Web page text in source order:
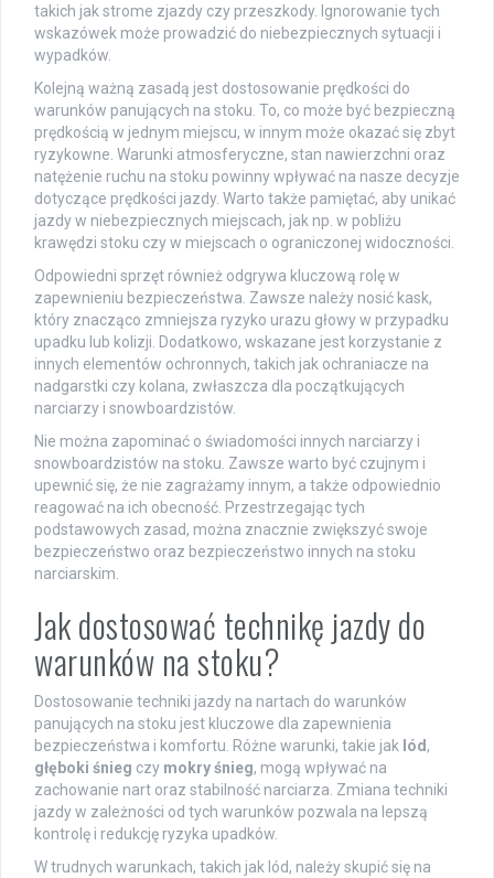
takich jak strome zjazdy czy przeszkody. Ignorowanie tych
wskazówek może prowadzić do niebezpiecznych sytuacji i
wypadków.
Kolejną ważną zasadą jest dostosowanie prędkości do
warunków panujących na stoku. To, co może być bezpieczną
prędkością w jednym miejscu, w innym może okazać się zbyt
ryzykowne. Warunki atmosferyczne, stan nawierzchni oraz
natężenie ruchu na stoku powinny wpływać na nasze decyzje
dotyczące prędkości jazdy. Warto także pamiętać, aby unikać
jazdy w niebezpiecznych miejscach, jak np. w pobliżu
krawędzi stoku czy w miejscach o ograniczonej widoczności.
Odpowiedni sprzęt również odgrywa kluczową rolę w
zapewnieniu bezpieczeństwa. Zawsze należy nosić kask,
który znacząco zmniejsza ryzyko urazu głowy w przypadku
upadku lub kolizji. Dodatkowo, wskazane jest korzystanie z
innych elementów ochronnych, takich jak ochraniacze na
nadgarstki czy kolana, zwłaszcza dla początkujących
narciarzy i snowboardzistów.
Nie można zapominać o świadomości innych narciarzy i
snowboardzistów na stoku. Zawsze warto być czujnym i
upewnić się, że nie zagrażamy innym, a także odpowiednio
reagować na ich obecność. Przestrzegając tych
podstawowych zasad, można znacznie zwiększyć swoje
bezpieczeństwo oraz bezpieczeństwo innych na stoku
narciarskim.
Jak dostosować technikę jazdy do
warunków na stoku?
Dostosowanie techniki jazdy na nartach do warunków
panujących na stoku jest kluczowe dla zapewnienia
bezpieczeństwa i komfortu. Różne warunki, takie jak lód,
głęboki śnieg czy mokry śnieg, mogą wpływać na
zachowanie nart oraz stabilność narciarza. Zmiana techniki
jazdy w zależności od tych warunków pozwala na lepszą
kontrolę i redukcję ryzyka upadków.
W trudnych warunkach, takich jak lód, należy skupić się na